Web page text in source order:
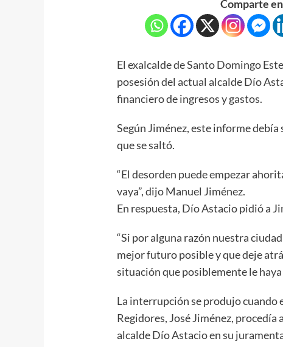
Comparte
El exalcalde de Santo Domingo
posesión del actual alcalde Dío
financiero de ingresos y gastos.
Según Jiménez, este informe
que se saltó.
“El desorden puede empezar
vaya”, dijo Manuel Jiménez.
En respuesta, Dío Astacio pidió a
“Si por alguna razón nuestra
mejor futuro posible y que deje
situación que posiblemente le
La interrupción se produjo cuando
Regidores, José Jiménez,
alcalde Dío Astacio en su